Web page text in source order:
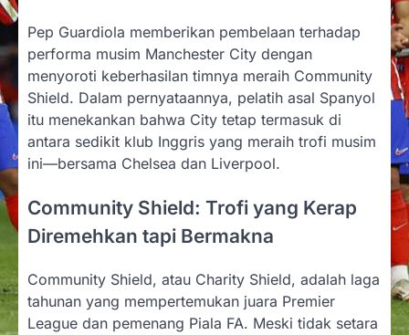
Pep Guardiola memberikan pembelaan terhadap
performa musim Manchester City dengan
menyoroti keberhasilan timnya meraih Community
Shield. Dalam pernyataannya, pelatih asal Spanyol
itu menekankan bahwa City tetap termasuk di
antara sedikit klub Inggris yang meraih trofi musim
ini—bersama Chelsea dan Liverpool.
Community Shield: Trofi yang Kerap
Diremehkan tapi Bermakna
Community Shield, atau Charity Shield, adalah laga
tahunan yang mempertemukan juara Premier
League dan pemenang Piala FA. Meski tidak setara